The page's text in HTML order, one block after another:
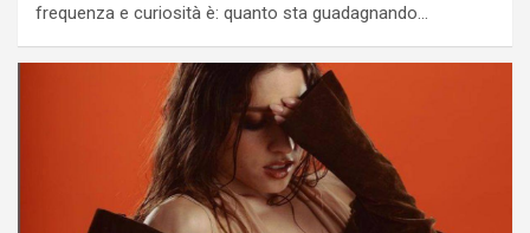
frequenza e curiosità è: quanto sta guadagnando…